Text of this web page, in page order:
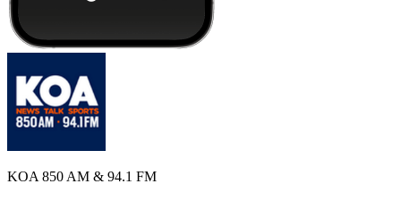
KOA 850 AM & 94.1 FM